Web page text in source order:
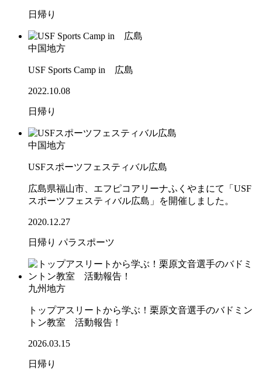
日帰り
中国地方
USF Sports Camp in 広島
2022.10.08
日帰り
中国地方
USFスポーツフェスティバル広島
広島県福山市、エフピコアリーナふくやまにて「USF
スポーツフェスティバル広島」を開催しました。
2020.12.27
日帰り パラスポーツ
九州地方
トップアスリートから学ぶ！栗原文音選手のバドミン
トン教室 活動報告！
2026.03.15
日帰り